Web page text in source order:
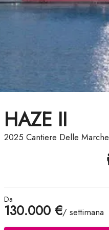
HAZE II
2025 Cantiere Delle Marche
Da
130.000 €/ settimana